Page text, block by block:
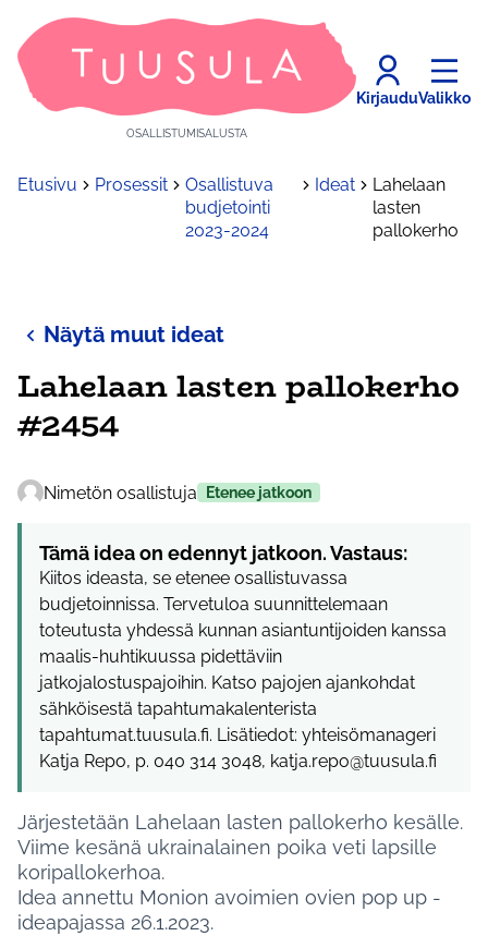
OSALLISTUMISALUSTA
KirjauduValikko
Etusivu Prosessit
Osallistuva
budjetointi
2023-2024
Ideat
Lahelaan
lasten
pallokerho
Näytä muut ideat
Lahelaan lasten pallokerho
#2454
Nimetön osallistuja Etenee jatkoon
Tämä idea on edennyt jatkoon. Vastaus:
Kiitos ideasta, se etenee osallistuvassa
budjetoinnissa. Tervetuloa suunnittelemaan
toteutusta yhdessä kunnan asiantuntijoiden kanssa
maalis-huhtikuussa pidettäviin
jatkojalostuspajoihin. Katso pajojen ajankohdat
sähköisestä tapahtumakalenterista
tapahtumat.tuusula.fi. Lisätiedot: yhteisömanageri
Katja Repo, p. 040 314 3048, katja.repo@tuusula.fi
Järjestetään Lahelaan lasten pallokerho kesälle.
Viime kesänä ukrainalainen poika veti lapsille
koripallokerhoa.
Idea annettu Monion avoimien ovien pop up -
ideapajassa 26.1.2023.